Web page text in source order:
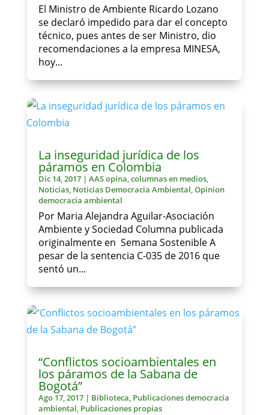
El Ministro de Ambiente Ricardo Lozano
se declaró impedido para dar el concepto
técnico, pues antes de ser Ministro, dio
recomendaciones a la empresa MINESA,
hoy...
La inseguridad jurídica de los
páramos en Colombia
Dic 14, 2017| AAS opina,columnas en medios,
Noticias, Noticias Democracia Ambiental,Opinion
democracia ambiental
Por Maria Alejandra Aguilar-Asociación
Ambiente y Sociedad Columna publicada
originalmente en Semana Sostenible A
pesar de la sentencia C-035 de 2016 que
sentó un...
“Conflictos socioambientales en
los páramos de la Sabana de
Bogotá”
Ago 17, 2017| Biblioteca, Publicaciones democracia
ambiental, Publicaciones propias